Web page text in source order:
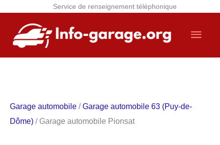
Service de renseignement téléphonique
contenu
Garage automobile /Garage automobile 63 (Puy-de-
Dôme) / Garage automobile Pionsat